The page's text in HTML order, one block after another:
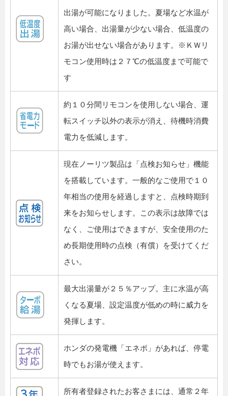
出湯が可能になりました。夏場など水温が
高い場合、出湯量が少ない場合、低温度の
お湯が出せない場合があります。※ＫＷリ
モコン使用時は２７℃の低温度まで可能で
す
約１０分間リモコンを使用しない場合、運
転スイッチ以外の表示が消え、待機時消費
電力を低減します。
現在ノーリツ製品は「点検お知らせ」機能
を搭載しています。一般的なご使用で１０
年相当の使用を経過しますと、点検時期到
来をお知らせします。この表示は故障では
なく、ご使用はできますが、安全使用のた
め長期使用時の点検（有償）を受けてくだ
さい。
最大出湯量が２５％アップ。主に水温が高
くなる夏場、設定温度が低めの時に威力を
発揮します。
ホンダの発電機「エネポ」があれば、停電
時でもお湯が使えます。
所有者登録されたお客さまには、通常２年